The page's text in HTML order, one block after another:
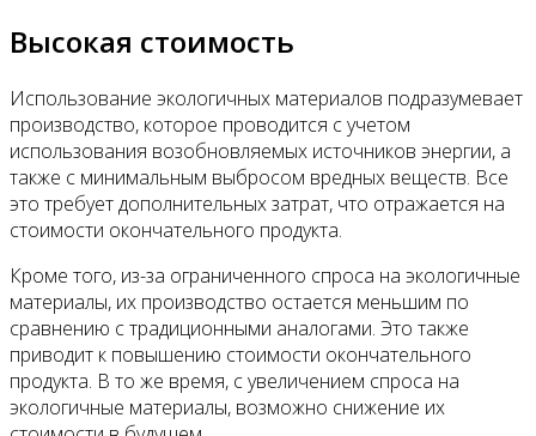
Высокая стоимость
Использование экологичных материалов подразумевает
производство, которое проводится с учетом
использования возобновляемых источников энергии, а
также с минимальным выбросом вредных веществ. Все
это требует дополнительных затрат, что отражается на
стоимости окончательного продукта.
Кроме того, из-за ограниченного спроса на экологичные
материалы, их производство остается меньшим по
сравнению с традиционными аналогами. Это также
приводит к повышению стоимости окончательного
продукта. В то же время, с увеличением спроса на
экологичные материалы, возможно снижение их